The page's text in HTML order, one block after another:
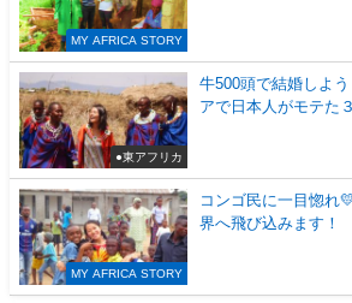
MY AFRICA STORY
●東アフリカ
牛500頭で結婚しよ
アで日本人がモテた
MY AFRICA STORY
コンゴ民に一目惚れ
界へ飛び込みます！